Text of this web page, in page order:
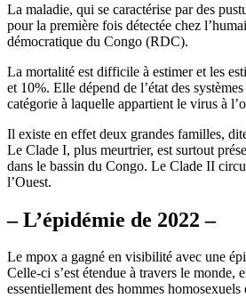
La maladie, qui se caractérise par des
pour la première fois détectée chez
démocratique du Congo (RDC).
La mortalité est difficile à estimer et les
et 10%. Elle dépend de l’état des
catégorie à laquelle appartient le virus à
Il existe en effet deux grandes familles,
Le Clade I, plus meurtrier, est surtout
dans le bassin du Congo. Le Clade II
l’Ouest.
– L’épidémie de 2022 –
Le mpox a gagné en visibilité avec une
Celle-ci s’est étendue à travers le monde,
essentiellement des hommes homosexuels